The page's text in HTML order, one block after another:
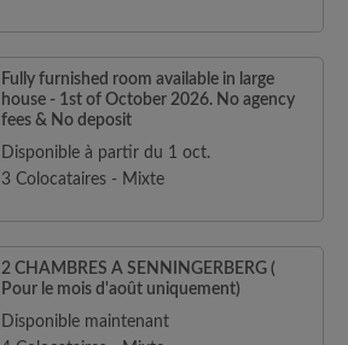
Fully furnished room available in large
house - 1st of October 2026. No agency
fees & No deposit
Disponible à partir du 1 oct.
3 Colocataires - Mixte
2 CHAMBRES A SENNINGERBERG (
Pour le mois d'août uniquement)
Disponible maintenant